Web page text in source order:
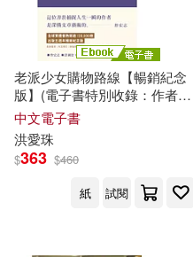
郭華仁(1)
印刻文學生活雜誌(2)
農業部花蓮區農改場(1)
鏡好聽(1)
老派少女購物路線【暢銷紀念
版】(電子書特別收錄：作者親
題贈語) (電子書)
中文電子書
洪愛珠
$363 $460
紙
試閱